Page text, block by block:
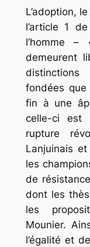
L’adoption,
l’article 1
l’homme
demeurent
fondées
fin à une
celle-ci est
rupture
Lanjuinais
les
de
dont les
les
Mounier.
l’égalité et